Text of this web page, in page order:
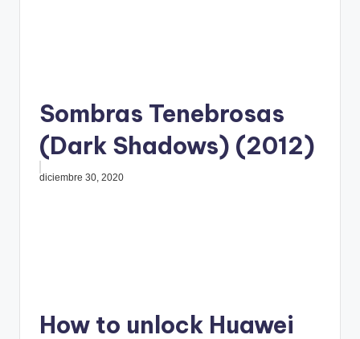
Sombras Tenebrosas
(Dark Shadows) (2012)
diciembre 30, 2020
How to unlock Huawei